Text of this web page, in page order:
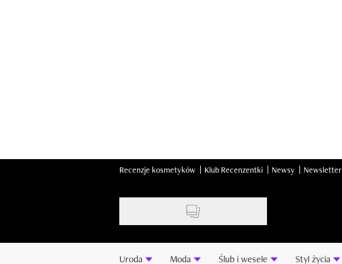
Recenzje kosmetyków Klub Recenzentki Newsy Newsletter
Uroda Moda Ślub i wesele Styl życia